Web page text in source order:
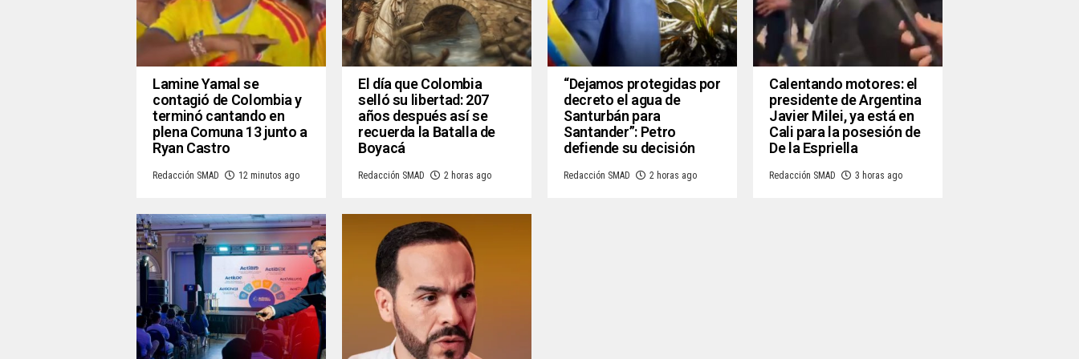
Lamine Yamal se
contagió de Colombia y
terminó cantando en
plena Comuna 13 junto a
Ryan Castro
Redacción SMAD 12 minutos ago
El día que Colombia
selló su libertad: 207
años después así se
recuerda la Batalla de
Boyacá
Redacción SMAD 2 horas ago
“Dejamos protegidas por
decreto el agua de
Santurbán para
Santander”: Petro
defiende su decisión
Redacción SMAD 2 horas ago
Calentando motores: el
presidente de Argentina
Javier Milei, ya está en
Cali para la posesión de
De la Espriella
Redacción SMAD 3 horas ago